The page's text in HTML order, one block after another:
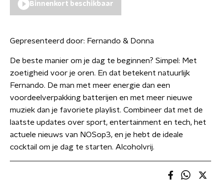
Binnenkort beschikbaar
Gepresenteerd door: Fernando & Donna
De beste manier om je dag te beginnen? Simpel: Met
zoetigheid voor je oren. En dat betekent natuurlijk
Fernando. De man met meer energie dan een
voordeelverpakking batterijen en met meer nieuwe
muziek dan je favoriete playlist. Combineer dat met de
laatste updates over sport, entertainment en tech, het
actuele nieuws van NOSop3, en je hebt de ideale
cocktail om je dag te starten. Alcoholvrij.